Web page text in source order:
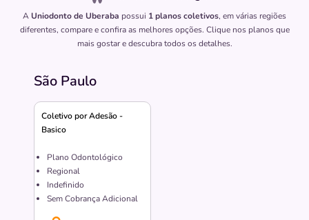
AUniodonto de Uberaba possui 1 planos coletivos, em várias regiões
diferentes, compare e confira as melhores opções. Clique nos planos que
mais gostar e descubra todos os detalhes.
São Paulo
Coletivo por Adesão -
Basico
Plano Odontológico
Regional
Indefinido
Sem Cobrança Adicional